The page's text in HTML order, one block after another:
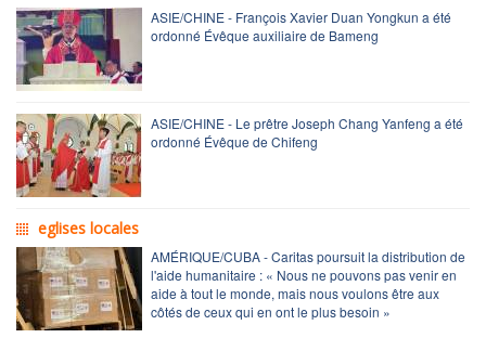
ASIE/CHINE - François Xavier Duan Yongkun a été
ordonné Évêque auxiliaire de Bameng
ASIE/CHINE - Le prêtre Joseph Chang Yanfeng a été
ordonné Évêque de Chifeng
eglises locales
AMÉRIQUE/CUBA - Caritas poursuit la distribution de
l'aide humanitaire : « Nous ne pouvons pas venir en
aide à tout le monde, mais nous voulons être aux
côtés de ceux qui en ont le plus besoin »